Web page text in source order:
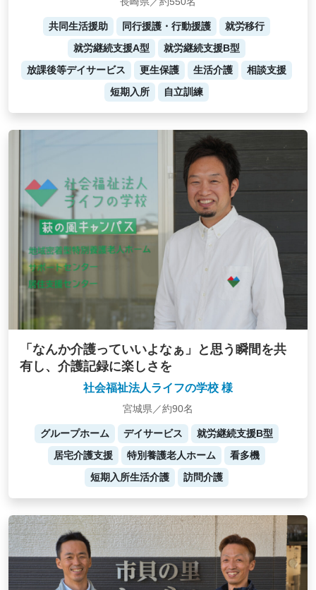
共同生活援助 同行援護・行動援護
就労移行
就労継続支援A型
就労継続支援B型
放課後等デイサービス
更生保護 生活介護
相談支援
短期入所
自立訓練
「なんか介護っていいよなぁ」と思う瞬間を共
有し、介護記録に楽しさを
社会福祉法人ライフの学校 様
宮城県／約90名
グループホーム デイサービス
就労継続支援B型
居宅介護支援
特別養護老人ホーム
看多機
短期入所生活介護
訪問介護